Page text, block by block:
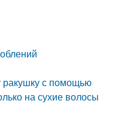
ракушку с помощью
на сухие волосы